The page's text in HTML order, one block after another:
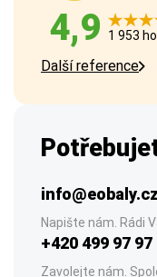
4,9 1 953
Další reference
info@eobaly.cz
Napište nám. Rádi
+420 499 97 97
Zavolejte nám.